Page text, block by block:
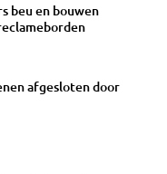
beu en bouwen
afgesloten door